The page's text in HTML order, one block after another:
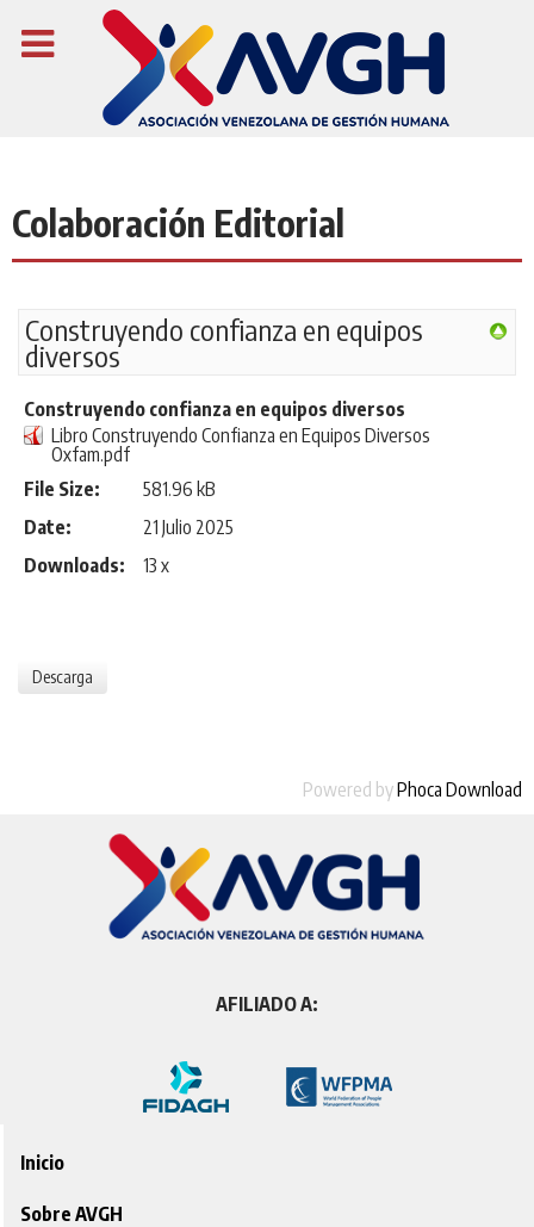
Colaboración Editorial
Construyendo confianza en equipos
diversos
Construyendo confianza en equipos diversos
Libro Construyendo Confianza en Equipos Diversos
Oxfam.pdf
File Size:
581.96 kB
Date:
21 Julio 2025
Downloads:
13 x
Powered byPhoca Download
AFILIADO A:
Inicio
Sobre AVGH